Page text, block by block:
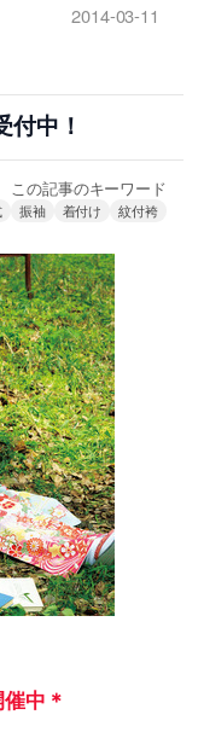
2014-03-11
付中！
この記事のキーワード
振袖 着付け 紋付袴
中＊